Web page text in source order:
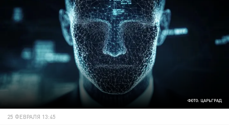
ФОТО: ЦАРЬГРАД
25 ФЕВРАЛЯ 13:45